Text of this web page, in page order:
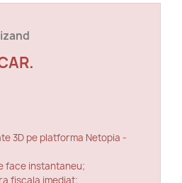
3D pe platforma Netopia -
face instantaneu;
fiscala imediat;